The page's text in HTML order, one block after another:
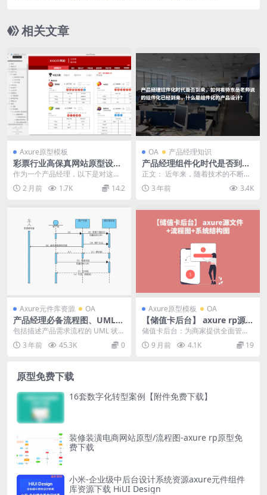
相关文章
Axure原型模板
彩票行业高保真网站原型设计
模板Axure源文件下载
作为一个产品经理，以下是对这个
彩票网站高保真原型项目的简洁介
绍： 原型介绍 这是...
2 月前 1.7K 14.2
OA 产品经理知识
产品经理组件化时代是否到
来，如何看待东岳老师说的组
件化已经到来，什么是组件化
的产品设计？
正文： 近年来，随着技术的不断发
展和创新，组件化逐渐成为了产品
开发的热门话题。东...
3 年前 3.4K
Axure元件库资源 OA
产品经理必备流程图、UML状
态图、用例图等
包括描述产品需求流程的 UML 状态
图、活动图、序列图、用例图，以
及商业等分组图...
3 年前 45.3K 0
Axure原型模板 OA
【储值卡后台】 axure rp源文
件下载+流程图+系统结构图
储值卡后台：为商家提供全面管理
和便捷服务 储值卡后台的功能 储值
卡后台管理系统是...
9 月前 4.1K 19
原型免费下载
16套数字化转型案例【附件免费下载】
装修装潢电商网站原型/流程图-axure rp原型免
费下载
小米-企业级中后台设计系统资源axure元件组件
库资源下载 HiUI Design